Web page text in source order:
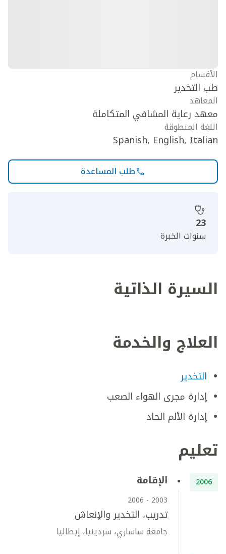
الأقسام
طب التخدير
المعاهد
معهد رعاية المشافي المتكاملة
اللغة المنطوقة
Spanish, English, Italian
طلب المساعدة
23
سنوات الخبرة
السيرة الذاتية
العلاج والخدمة
التخدير
إدارة مجرى الهواء الصعب
إدارة الألم الحاد
تعليم
2006 الإقامة
2003 - 2006
تدريب، التخدير والإنعاش
جامعة ساساري، سردينيا، إيطاليا